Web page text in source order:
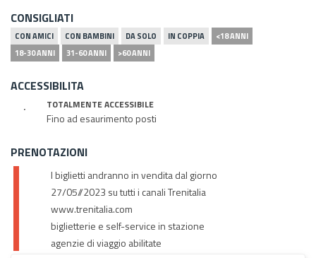
CONSIGLIATI
CON AMICI CON BAMBINI DA SOLO IN COPPIA
<18 ANNI
18-30 ANNI
31-60 ANNI >60 ANNI
ACCESSIBILITA
TOTALMENTE ACCESSIBILE
Fino ad esaurimento posti
PRENOTAZIONI
I biglietti andranno in vendita dal giorno
27/05//2023 su tutti i canali Trenitalia
www.trenitalia.com
biglietterie e self-service in stazione
agenzie di viaggio abilitate